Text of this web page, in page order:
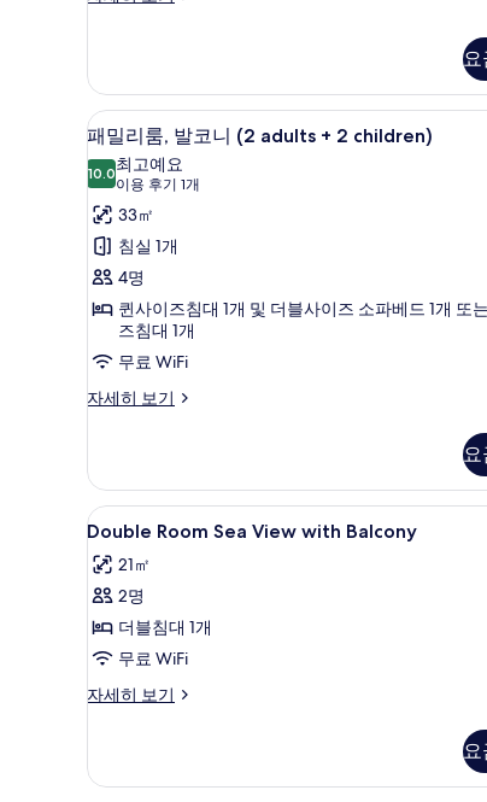
사
진
모
두
보
기
더
룸,
발
코
니
자
세
히
보
기
요
패
밀
리
룸,
발
코
니
adults
+
사
진
모
두
보
기
3
패밀리룸, 발코니 (2 adults + 2 children)
10.010.0점 만점 중 10점
최고예요
이용 후기 1개
(이
용
후
기
개)
33㎡
침실 1개
4명
퀸사이즈침대 1개 및 더블사이즈 소파베드 1개 또
즈침대 1개
무료 WiFi
자세히 보기
패
발
코
니
adults
+
children)
자
히
요
Double
Room
Sea
View
with
Balcony
사
두
고급 침구, 미니바, 객실
2
Double Room Sea View with Balcony
21㎡
2명
더블침대 1개
무료 WiFi
자세히 보기
Double
with
요